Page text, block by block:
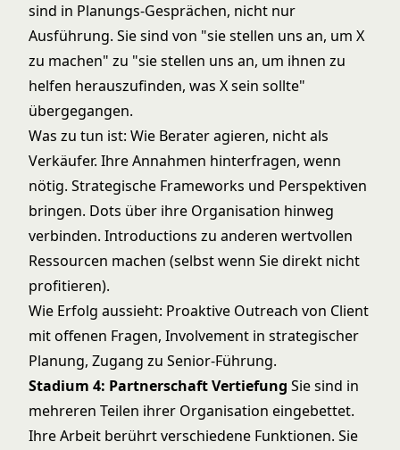
sind in Planungs-Gesprächen, nicht nur
Ausführung. Sie sind von "sie stellen uns an, um X
zu machen" zu "sie stellen uns an, um ihnen zu
helfen herauszufinden, was X sein sollte"
übergegangen.
Was zu tun ist: Wie Berater agieren, nicht als
Verkäufer. Ihre Annahmen hinterfragen, wenn
nötig. Strategische Frameworks und Perspektiven
bringen. Dots über ihre Organisation hinweg
verbinden. Introductions zu anderen wertvollen
Ressourcen machen (selbst wenn Sie direkt nicht
profitieren).
Wie Erfolg aussieht: Proaktive Outreach von Client
mit offenen Fragen, Involvement in strategischer
Planung, Zugang zu Senior-Führung.
Stadium 4: Partnerschaft Vertiefung Sie sind in
mehreren Teilen ihrer Organisation eingebettet.
Ihre Arbeit berührt verschiedene Funktionen. Sie